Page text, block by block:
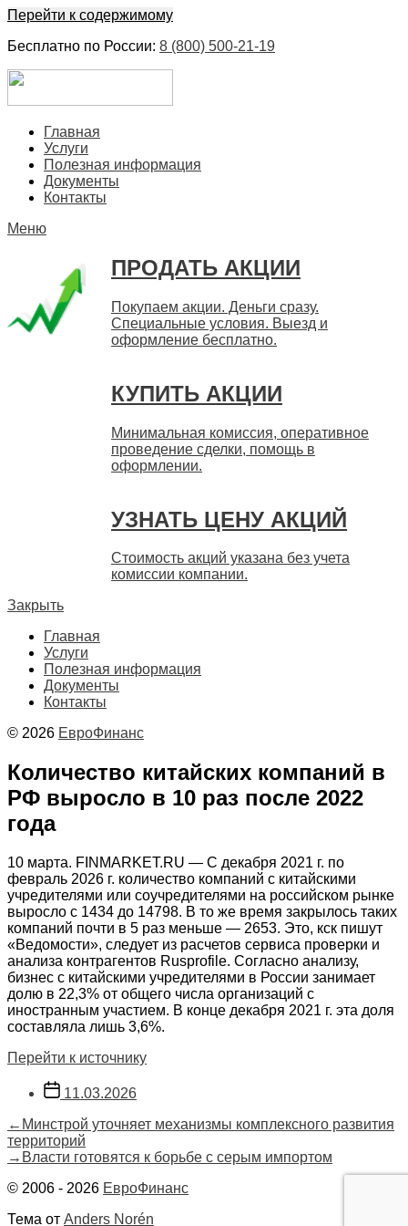
Перейти к содержимому
Бесплатно по России: 8 (800) 500-21-19
БыстроГлавная
Услуги
Полезная информация
Документы
Контакты
Меню
ПРОДАТЬ АКЦИИ
Покупаем акции. Деньги сразу.
Специальные условия. Выезд и
оформление бесплатно.
КУПИТЬ АКЦИИ
Минимальная комиссия, оперативное
проведение сделки, помощь в
оформлении.
УЗНАТЬ ЦЕНУ АКЦИЙ
Стоимость акций указана без учета
комиссии компании.
Закрыть
Главная
Услуги
Полезная информация
Документы
Контакты
© 2026 ЕвроФинанс
Количество китайских компаний в
РФ выросло в 10 раз после 2022
года
10 марта. FINMARKET.RU — С декабря 2021 г. по
февраль 2026 г. количество компаний с китайскими
учредителями или соучредителями на российском рынке
выросло с 1434 до 14798. В то же время закрылось таких
компаний почти в 5 раз меньше — 2653. Это, кск пишут
«Ведомости», следует из расчетов сервиса проверки и
анализа контрагентов Rusprofile. Согласно анализу,
бизнес с китайскими учредителями в России занимает
долю в 22,3% от общего числа организаций с
иностранным участием. В конце декабря 2021 г. эта доля
составляла лишь 3,6%.
Перейти к источнику
Дата
записи
11.03.2026
Навигация
по
записям
← Предыдущая
запись:
Минстрой уточняет механизмы комплексного развития
территорий
→ Следующая
Власти готовятся к борьбе с серым импортом
© 2006 - 2026 ЕвроФинанс
Тема от Anders Norén